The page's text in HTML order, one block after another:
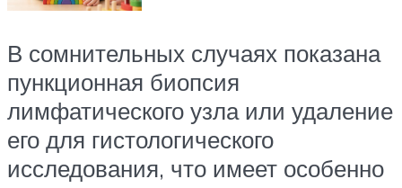
В сомнительных случаях показана
пункционная биопсия
лимфатического узла или удаление
его для гистологического
исследования, что имеет особенно